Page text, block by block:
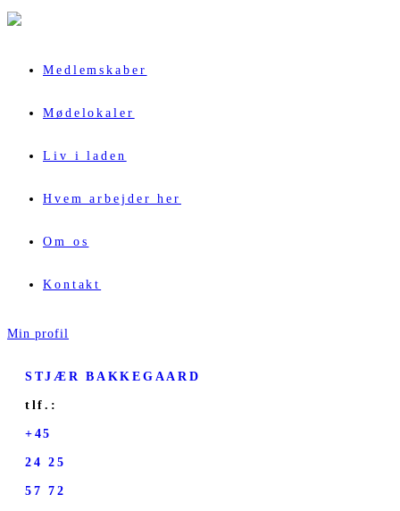
Medlemskaber
Mødelokaler
Liv i laden
Hvem arbejder her
Om os
Kontakt
Min profil
STJÆR BAKKEGAARD
tlf.:
+45
24 25
57 72